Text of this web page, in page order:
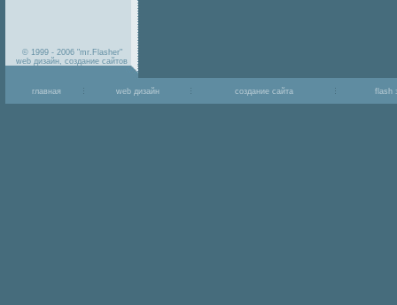
© 1999 - 2006 "mr.Flasher"
web дизайн, создание сайтов
главная web дизайн создание сайта flash